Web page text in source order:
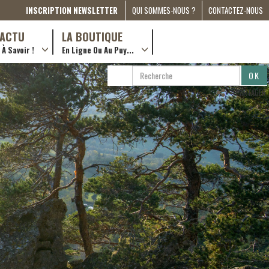
INSCRIPTION NEWSLETTER
QUI SOMMES-NOUS ?
A PROPOS
PRESSE
PARTENARIATS
ESPACE MÉDIA
COMPAGNON DE ROUTE
2022
CONTACTEZ-NOUS
À Savoir !
LA BOUTIQUE
En Ligne Ou Au Puy...
… en ville !
…en ligne !
RECHERCHER
RECHERCHE
PARTAGER